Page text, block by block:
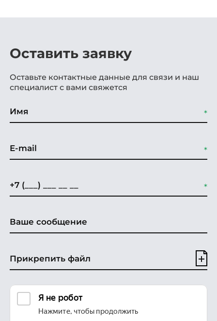
Оставить заявку
Оставьте контактные данные для связи и наш
специалист с вами свяжется
Прикрепить файл